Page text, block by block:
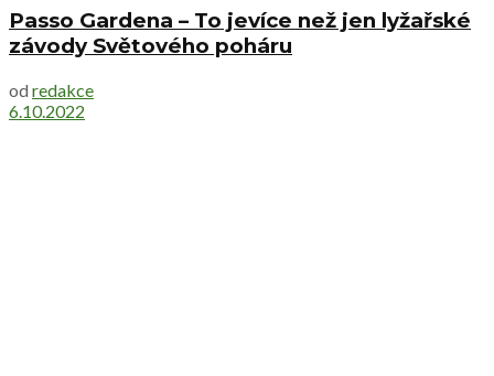
Passo Gardena – To jevíce než jen lyžařské
závody Světového poháru
od redakce
6.10.2022